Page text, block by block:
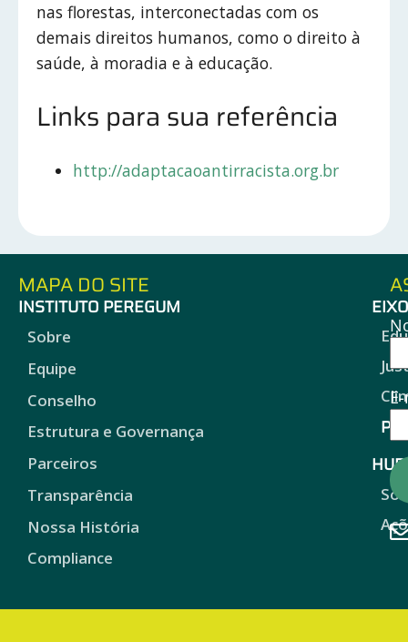
nas florestas, interconectadas com os
demais direitos humanos, como o direito à
saúde, à moradia e à educação.
Links para sua referência
http://adaptacaoantirracista.org.br
MAPA DO SITE
INSTITUTO PEREGUM
Sobre
Equipe
Conselho
Estrutura e Governança
Parceiros
Transparência
Nossa História
Compliance